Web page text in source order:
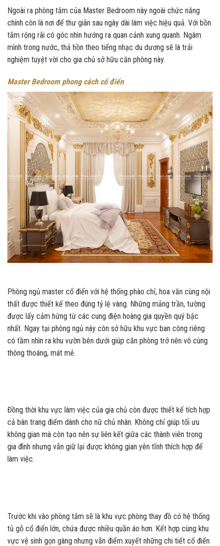
Ngoài ra phòng tắm của Master Bedroom này ngoài chức năng
chính còn là nơi để thư giãn sau ngày dài làm việc hiệu quả. Với bồn
tắm rộng rãi có góc nhìn hướng ra quan cảnh xung quanh. Ngâm
mình trong nước, thả hồn theo tiếng nhạc du dương sẽ là trải
nghiệm tuyệt vời cho gia chủ sở hữu căn phòng này.
Master Bedroom phong cách cổ điển
Phòng ngủ master cổ điển với hệ thống phào chỉ, hoa văn cùng nội
thất được thiết kế theo đúng tỷ lệ vàng. Những mảng trần, tường
được lấy cảm hứng từ các cung điện hoàng gia quyền quý bậc
nhất. Ngay tại phòng ngủ này còn sở hữu khu vực ban công riêng
có tầm nhìn ra khu vườn bên dưới giúp căn phòng trở nên vô cùng
thông thoáng, mát mẻ.
Đồng thời khu vực làm việc của gia chủ còn được thiết kế tích hợp
cả bàn trang điểm dành cho nữ chủ nhân. Không chỉ giúp tối ưu
không gian mà còn tạo nên sự liên kết giữa các thành viên trong
gia đình nhưng vẫn giữ lại được không gian yên tĩnh thích hợp để
làm việc.
Trước khi vào phòng tắm sẽ là khu vực phòng thay đồ có hệ thống
tủ gỗ cổ điển lớn, chứa được nhiều quần áo hơn. Kết hợp cùng khu
vực vệ sinh gọn gàng nhưng vẫn điểm xuyết những chi tiết cổ điển